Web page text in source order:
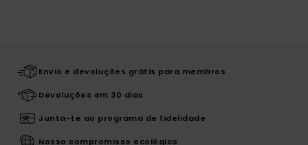
Envio e devoluções grátis para membros
Devoluções em 30 dias
Junta-te ao programa de fidelidade
Nosso compromisso ecológico